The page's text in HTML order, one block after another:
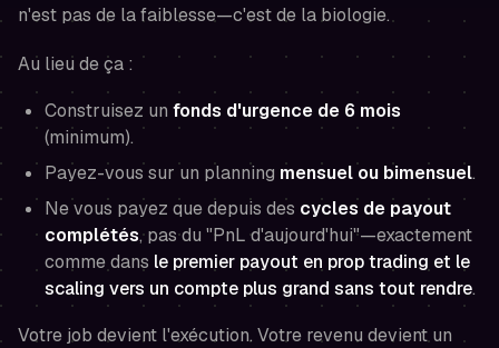
n'est pas de la faiblesse—c'est de la biologie.
Au lieu de ça :
Construisez un fonds d'urgence de 6 mois
(minimum).
Payez-vous sur un planning mensuel ou bimensuel.
Ne vous payez que depuis des cycles de payout
complétés, pas du "PnL d'aujourd'hui"—exactement
comme dans le premier payout en prop trading et le
scaling vers un compte plus grand sans tout rendre.
Votre job devient l'exécution. Votre revenu devient un